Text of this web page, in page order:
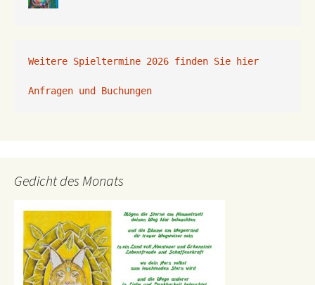
Weitere Spieltermine 2026 finden Sie hier
Anfragen und Buchungen
Gedicht des Monats